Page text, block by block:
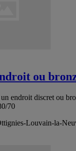
ou
endroit discret ou
70
Louvain-la-